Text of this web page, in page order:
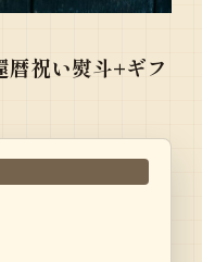
暦祝い熨斗+ギフ